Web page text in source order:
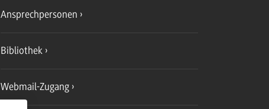
Ansprechpersonen
Bibliothek
Webmail-Zugang